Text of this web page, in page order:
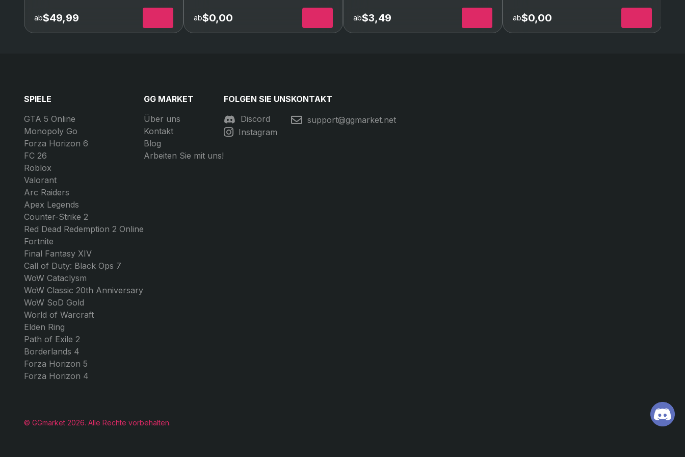
back and better than
(Erreichen von Level 20)
ab$49,99
SPIELE
GTA 5 Online
Monopoly Go
Forza Horizon 6
FC 26
Roblox
Counter-Strike 2